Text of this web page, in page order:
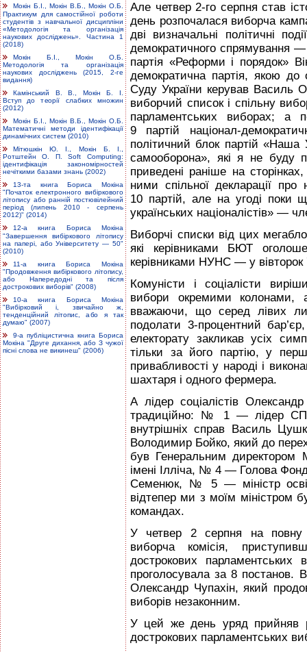
Мокін Б.І., Мокін В.Б., Мокін О.Б.
Практикум для самостійної роботи
студентів з навчальної дисципліни
«Методологія та організація
наукових досліджень». Частина 1
(2018)
Мокін Б.І., Мокін О.Б.
Методологія та організація
наукових досліджень (2015, 2-ге
видання)
Камінський В. В., Мокін Б. І.
Вступ до теорії слабких множин
(2012)
Мокін Б.І., Мокін В.Б., Мокін О.Б.
Математичні методи ідентифікації
динамічних систем (2010)
Мітюшкін Ю. І., Мокін Б. І.,
Ротштейн О. П. Soft Computing:
ідентифікація закономірностей
нечіткими базами знань (2002)
13-та книга Бориса Мокіна
"Початок електронного вибіркового
літопису або ранній постювілейний
період (липень 2010 - серпень
2012)" (2014)
12-а книга Бориса Мокіна
"Завершення вибіркового літопису
на папері, або Університету — 50"
(2010)
11-а книга Бориса Мокіна
"Продовження вибіркового літопису,
або Напередодні та після
дострокових виборів" (2008)
10-а книга Бориса Мокіна
"Вибірковий і, звичайно ж,
тенденційний літопис, або я так
думаю" (2007)
9-а публіцистична книга Бориса
Мокіна "Друге дихання, або З чужої
пісні слова не викинеш" (2006)
Але четвер 2-го серпня став
день розпочалася виборча
дві визначальні політичні
демократичного спрямування
партія «Реформи і порядок»
демократична партія, якою
Суду України керував Василь
виборчий список і спільну
парламентських виборах; а
9 партій націонал-
політичний блок партій
самооборона», які я не буду
приведені раніше на
ними спільної декларації
10 партій, але на угоді поки
українських націоналістів» —
Виборчі списки від цих
які керівниками БЮТ
керівниками НУНС — у вівторок
Комуністи і соціалісти
вибори окремими колонами,
вважаючи, що серед лівих
подолати 3-процентний
електорату закликав усіх
тільки за його партію, у
привабливості у народі і
шахтаря і одного фермера.
А лідер соціалістів
традиційно: № 1 — лідер
внутрішніх справ Василь
Володимир Бойко, який до
був Генеральним директором
імені Ілліча, № 4 — Голова
Семенюк, № 5 — міністр
відтепер ми з моїм міністром
командах.
У четвер 2 серпня на повну
виборча комісія,
дострокових
проголосувала за 8 постанов.
Олександр Чупахін, який
виборів незаконним.
У цей же день уряд прийняв
дострокових парламентських